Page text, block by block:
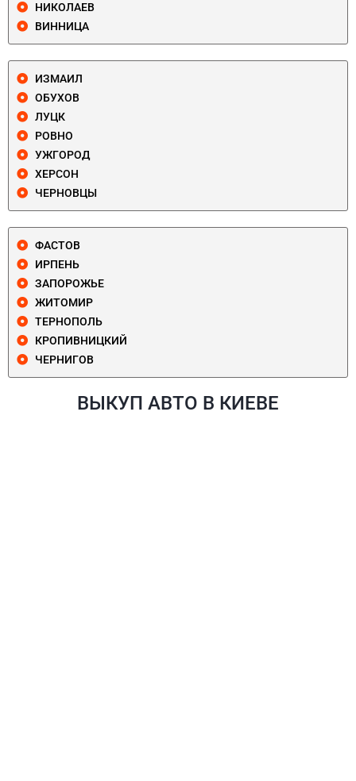
НИКОЛАЕВ
ВИННИЦА
ИЗМАИЛ
ОБУХОВ
ЛУЦК
РОВНО
УЖГОРОД
ХЕРСОН
ЧЕРНОВЦЫ
ФАСТОВ
ИРПЕНЬ
ЗАПОРОЖЬЕ
ЖИТОМИР
ТЕРНОПОЛЬ
КРОПИВНИЦКИЙ
ЧЕРНИГОВ
ВЫКУП АВТО В КИЕВЕ